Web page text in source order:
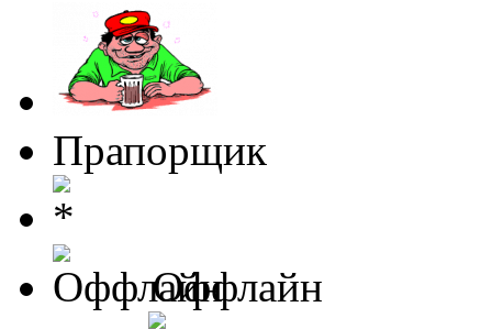
Прапорщик
Оффлайн